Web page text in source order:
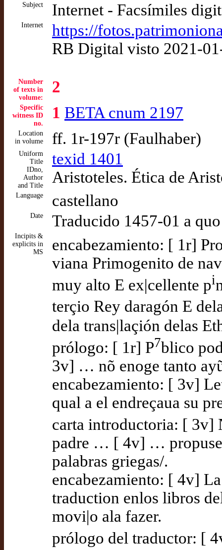
Subject Internet - Facsímiles
Internet
https://
RB Digital visto 2021-
Number
of texts in
volume:
2
Specific
witness ID
no.
1 BETA cnum 2197
Location
in volume
ff. 1r-197r (Faulhaber)
Uniform
Title
IDno,
Author
and Title
texid 1401
Aristoteles. Ética de
Language castellano
Date Traducido 1457-01 a
Incipits &
explicits in
MS
encabezamiento: [ 1r]
viana Primogenito de
muy alto E ex|cellente pi
terçio Rey daragón E
dela trans|laçión delas
prólogo: [ 1r] P7blico
3v] … nõ enoge tanto
encabezamiento: [ 3v]
qual a el endreçaua su
carta introductoria: [ 3v]
padre … [ 4v] … propuse
palabras griegas/.
encabezamiento: [ 4v]
traduction enlos libros
movi|o ala fazer.
prólogo del traductor: [